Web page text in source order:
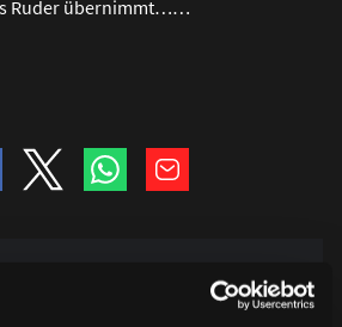
Ruder übernimmt……